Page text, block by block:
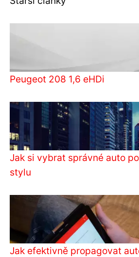
Peugeot 208 1,6 eHDi
Jak si vybrat správné auto
stylu
Jak efektivně propagovat